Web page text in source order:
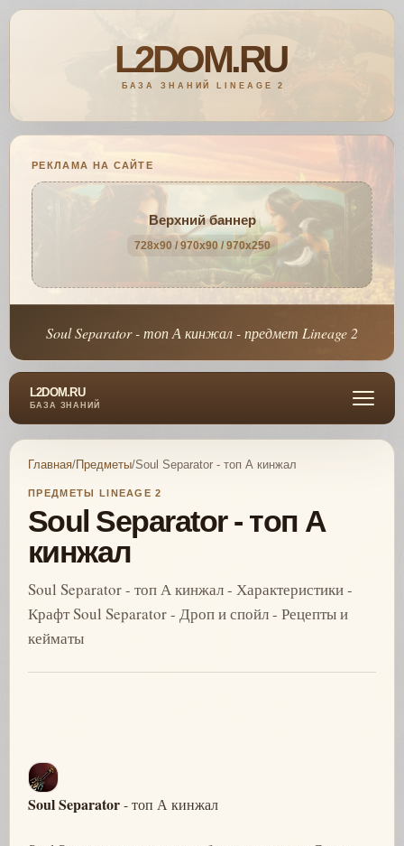
РЕКЛАМА НА САЙТЕ
Верхний баннер
728x90 / 970x90 / 970x250
Soul Separator - топ А кинжал - предмет Lineage 2
L2DOM.RU
БАЗА ЗНАНИЙ
Главная/Предметы/Soul Separator - топ А кинжал
ПРЕДМЕТЫ LINEAGE 2
Soul Separator - топ А
кинжал
Soul Separator - топ А кинжал - Характеристики -
Крафт Soul Separator - Дроп и спойл - Рецепты и
кейматы
Soul Separator- топ А кинжал